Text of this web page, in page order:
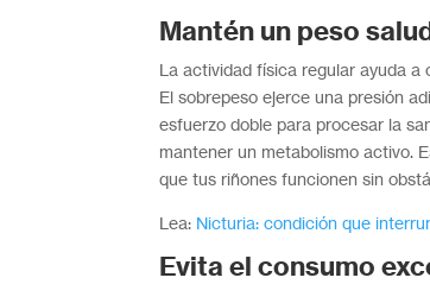
Mantén un peso
La actividad física regular ayuda
El sobrepeso ejerce una presión
esfuerzo doble para procesar la
mantener un metabolismo activo.
que tus riñones funcionen sin
Lea: Nicturia: condición que
Evita el consumo